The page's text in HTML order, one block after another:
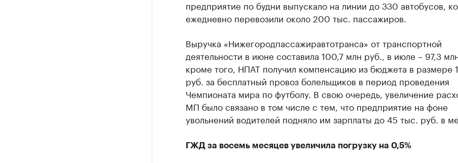
предприятие по будни выпускало на линии до 330 автобусов,
ежедневно перевозили около 200 тыс. пассажиров.
Выручка «Нижегородпассажиравтотранса» от транспортной
деятельности в июне составила 100,7 млн руб., в июле – 97,3
кроме того, НПАТ получил компенсацию из бюджета в размере
руб. за бесплатный провоз болельщиков в период проведения
Чемпионата мира по футболу. В свою очередь, увеличение
МП было связано в том числе с тем, что предприятие на фоне
увольнений водителей подняло им зарплаты до 45 тыс. руб. в
ГЖД за восемь месяцев увеличила погрузку на 0,5%